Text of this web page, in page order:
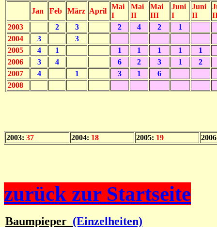
Jan Feb März April
Mai
I
Mai
II
Mai
III
Juni
I
Juni
II
2003
2 3 2 4 2
1
2004
3
3
2005
4 1 1 1 1 1
1
2006
3 4 6 2 3 1
2
2007
4 1 3 1
6
2008
2003: 37 2004: 18 2005: 19
zurück zur Startseite
Baumpieper (Einzelheiten)